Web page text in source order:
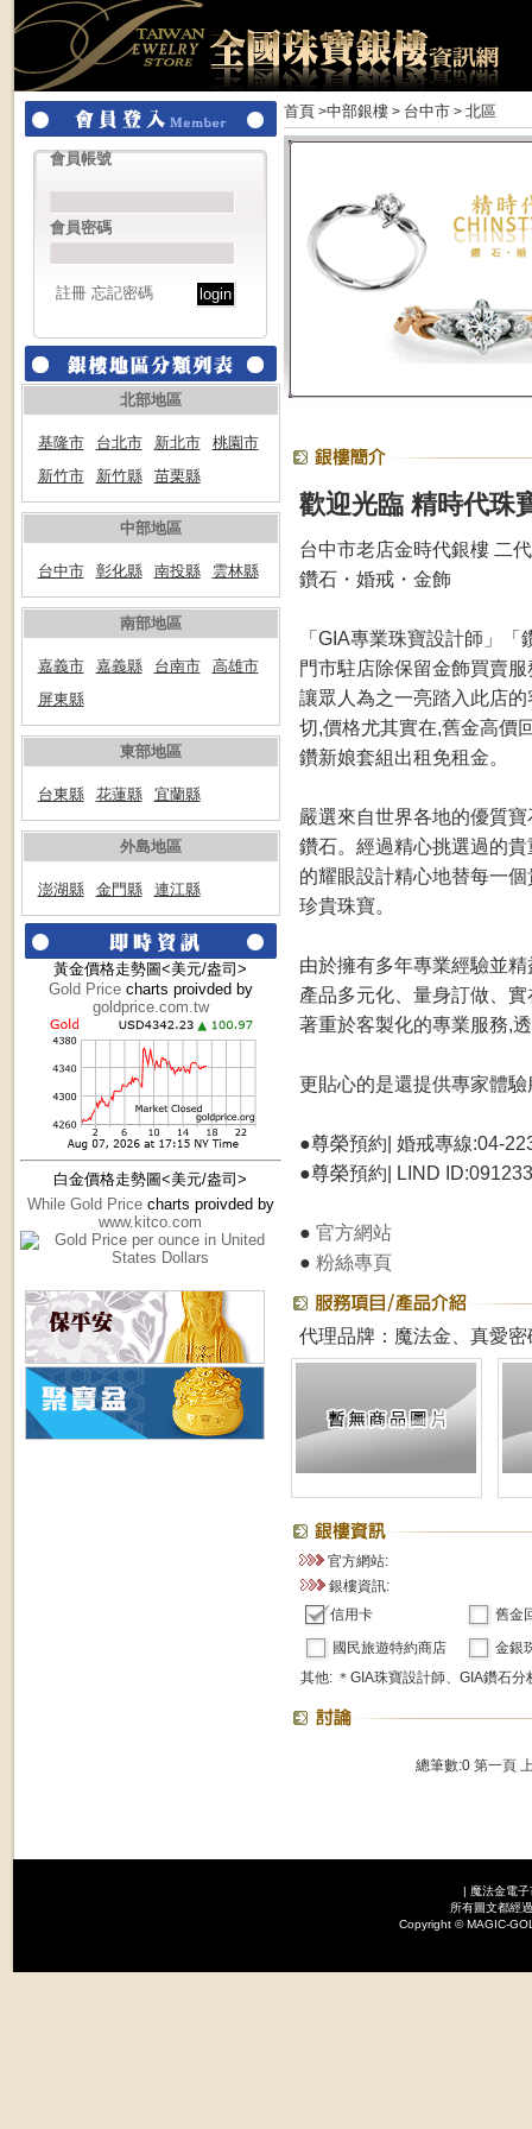
會員帳號
會員密碼
註冊 忘記密碼
北部地區
基隆市 台北市 新北市
桃園市
新竹市
新竹縣 苗栗縣
中部地區
台中市 彰化縣 南投縣 雲林縣
南部地區
嘉義市 嘉義縣 台南市
高雄市
屏東縣
東部地區
台東縣 花蓮縣 宜蘭縣
外島地區
澎湖縣 金門縣 連江縣
黃金價格走勢圖<美元/盎司>
Gold Pricecharts proivded by
goldprice.com.tw
白金價格走勢圖<美元/盎司>
While Gold Pricecharts proivded by
www.kitco.com
首頁 >中部銀樓> 台中市> 北區
歡迎光臨 精時代珠
台中市老店金時代銀樓 二
鑽石・婚戒・金飾
「GIA專業珠寶設計師」
門市駐店除保留金飾買賣服
讓眾人為之一亮踏入此店
切,價格尤其實在,舊金高價
鑽新娘套組出租免租金。
嚴選來自世界各地的優質
鑽石。經過精心挑選過的
的耀眼設計精心地替每一
珍貴珠寶。
由於擁有多年專業經驗並
產品多元化、量身訂做、
著重於客製化的專業服務,
更貼心的是還提供專家體
●尊榮預約| 婚戒專線:04-
●尊榮預約| LIND
● 官方網站
● 粉絲專頁
代理品牌：魔法金、真愛
官方網站:
銀樓資訊:
信用卡
舊金
國民旅遊特約商店
金銀
其他: ＊GIA珠寶設計師、GIA鑽石
總筆數:0 第一頁
| 魔法金電
所有圖文都經
Copyright © MAGIC-